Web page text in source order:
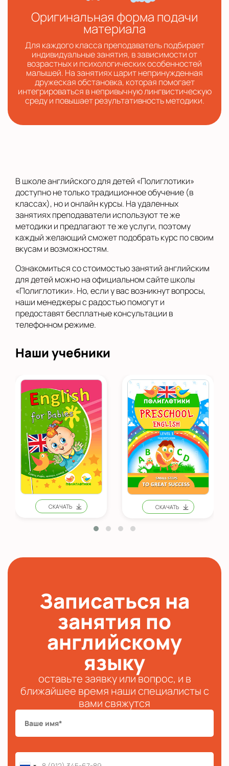
Оригинальная форма подачи
материала
Для каждого класса преподаватель подбирает
индивидуальные занятия, в зависимости от
возрастных и психологических особенностей
малышей. На занятиях царит непринужденная
дружеская обстановка, которая помогает
интегрироваться в непривычную лингвистическую
среду и повышает результативность методики.
В школе английского для детей «Полиглотики»
доступно не только традиционное обучение (в
классах), но и онлайн курсы. На удаленных
занятиях преподаватели используют те же
методики и предлагают те же услуги, поэтому
каждый желающий сможет подобрать курс по своим
вкусам и возможностям.
Ознакомиться со стоимостью занятий английским
для детей можно на официальном сайте школы
«Полиглотики». Но, если у вас возникнут вопросы,
наши менеджеры с радостью помогут и
предоставят бесплатные консультации в
телефонном режиме.
Наши учебники
Записаться на
занятия по
английскому
языку
оставьте заявку или вопрос, и в
ближайшее время наши специалисты с
вами свяжутся